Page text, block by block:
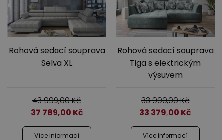
Rohová sedací souprava
Selva XL
43 999,00Kč
37 789,00 Kč
Více informací
Rohová sedací souprava
Tiga s elektrickým
výsuvem
33 990,00Kč
33 379,00 Kč
Více informací